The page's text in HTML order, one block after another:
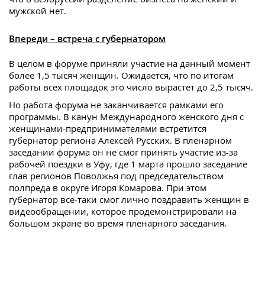
мужской нет.
Впереди – встреча с губернатором
В целом в форуме приняли участие на данный момент
более 1,5 тысяч женщин. Ожидается, что по итогам
работы всех площадок это число вырастет до 2,5 тысяч.
Но работа форума не заканчивается рамками его
программы. В канун Международного женского дня с
женщинами-предпринимателями встретится
губернатор региона Алексей Русских. В пленарном
заседании форума он не смог принять участие из-за
рабочей поездки в Уфу, где 1 марта прошло заседание
глав регионов Поволжья под председательством
полпреда в округе Игоря Комарова. При этом
губернатор все-таки смог лично поздравить женщин в
видеообращении, которое продемонстрировали на
большом экране во время пленарного заседания.